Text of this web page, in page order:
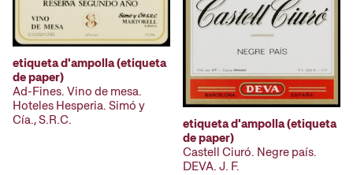
etiqueta d'ampolla (etiqueta
de paper)
Ad-Fines. Vino de mesa.
Hoteles Hesperia. Simó y
Cía., S.R.C.
etiqueta d'ampolla (etiqueta
de paper)
Castell Ciuró. Negre país.
DEVA. J. F.